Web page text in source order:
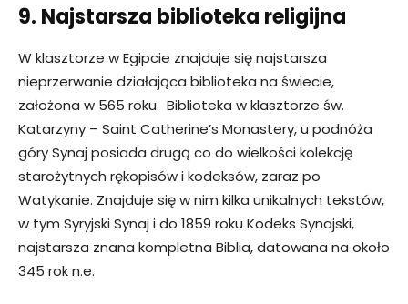
9. Najstarsza biblioteka religijna
W klasztorze w Egipcie znajduje się najstarsza
nieprzerwanie działająca biblioteka na świecie,
założona w 565 roku. Biblioteka w klasztorze św.
Katarzyny – Saint Catherine’s Monastery, u podnóża
góry Synaj posiada drugą co do wielkości kolekcję
starożytnych rękopisów i kodeksów, zaraz po
Watykanie. Znajduje się w nim kilka unikalnych tekstów,
w tym Syryjski Synaj i do 1859 roku Kodeks Synajski,
najstarsza znana kompletna Biblia, datowana na około
345 rok n.e.